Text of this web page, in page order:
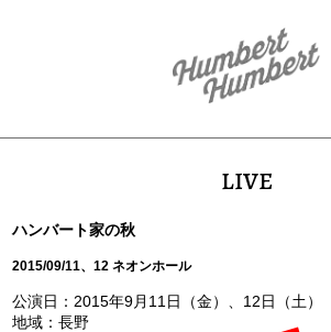
LIVE
ハンバート家の秋
2015/09/11、12 ネオンホール
公演日：2015年9月11日（金）、12日（土）
地域：長野